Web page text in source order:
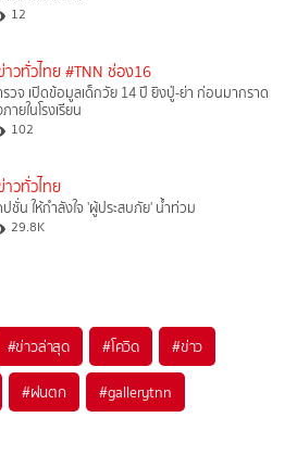
12
าวทั่วไทย #TNN ช่อง16
รวจ เปิดข้อมูลเด็กวัย 14 ปี ยิงปู่-ย่า ก่อนมากราด
ายในโรงเรียน
102
าวทั่วไทย
ปชั่น ให้กำลังใจ 'ผู้ประสบภัย' น้ำท่วม
29.8K
#ข่าวล่าสุด #โควิด #ข่าว
#ฝนตก #gallerytnn